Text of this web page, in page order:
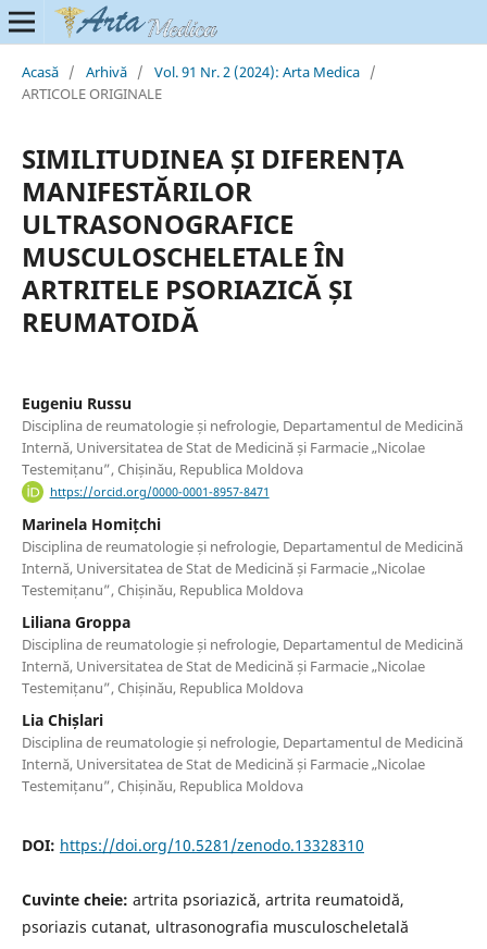
Acasă / Arhivă / Vol. 91 Nr. 2 (2024): Arta Medica /
ARTICOLE ORIGINALE
SIMILITUDINEA ȘI DIFERENȚA
MANIFESTĂRILOR
ULTRASONOGRAFICE
MUSCULOSCHELETALE ÎN
ARTRITELE PSORIAZICĂ ȘI
REUMATOIDĂ
Eugeniu Russu
Disciplina de reumatologie și nefrologie, Departamentul de Medicină
Internă, Universitatea de Stat de Medicină și Farmacie „Nicolae
Testemițanu”, Chișinău, Republica Moldova
https://orcid.org/0000-0001-8957-8471
Marinela Homițchi
Disciplina de reumatologie și nefrologie, Departamentul de Medicină
Internă, Universitatea de Stat de Medicină și Farmacie „Nicolae
Testemițanu”, Chișinău, Republica Moldova
Liliana Groppa
Disciplina de reumatologie și nefrologie, Departamentul de Medicină
Internă, Universitatea de Stat de Medicină și Farmacie „Nicolae
Testemițanu”, Chișinău, Republica Moldova
Lia Chișlari
Disciplina de reumatologie și nefrologie, Departamentul de Medicină
Internă, Universitatea de Stat de Medicină și Farmacie „Nicolae
Testemițanu”, Chișinău, Republica Moldova
DOI: https://doi.org/10.5281/zenodo.13328310
Cuvinte cheie: artrita psoriazică, artrita reumatoidă,
psoriazis cutanat, ultrasonografia musculoscheletală